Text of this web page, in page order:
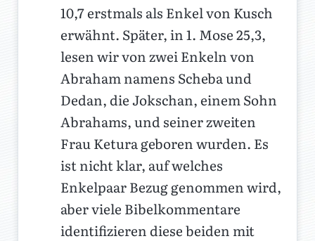
10,7 erstmals als Enkel von Kusch
erwähnt. Später, in 1. Mose 25,3,
lesen wir von zwei Enkeln von
Abraham namens Scheba und
Dedan, die Jokschan, einem Sohn
Abrahams, und seiner zweiten
Frau Ketura geboren wurden. Es
ist nicht klar, auf welches
Enkelpaar Bezug genommen wird,
aber viele Bibelkommentare
identifizieren diese beiden mit